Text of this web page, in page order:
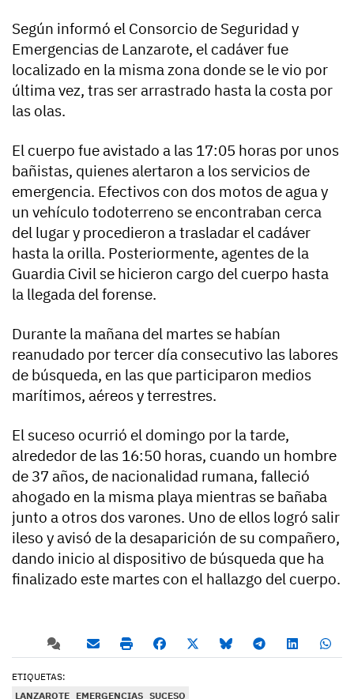
Según informó el Consorcio de Seguridad y
Emergencias de Lanzarote, el cadáver fue
localizado en la misma zona donde se le vio por
última vez, tras ser arrastrado hasta la costa por
las olas.
El cuerpo fue avistado a las 17:05 horas por unos
bañistas, quienes alertaron a los servicios de
emergencia. Efectivos con dos motos de agua y
un vehículo todoterreno se encontraban cerca
del lugar y procedieron a trasladar el cadáver
hasta la orilla. Posteriormente, agentes de la
Guardia Civil se hicieron cargo del cuerpo hasta
la llegada del forense.
Durante la mañana del martes se habían
reanudado por tercer día consecutivo las labores
de búsqueda, en las que participaron medios
marítimos, aéreos y terrestres.
El suceso ocurrió el domingo por la tarde,
alrededor de las 16:50 horas, cuando un hombre
de 37 años, de nacionalidad rumana, falleció
ahogado en la misma playa mientras se bañaba
junto a otros dos varones. Uno de ellos logró salir
ileso y avisó de la desaparición de su compañero,
dando inicio al dispositivo de búsqueda que ha
finalizado este martes con el hallazgo del cuerpo.
ETIQUETAS:
LANZAROTE EMERGENCIAS SUCESO